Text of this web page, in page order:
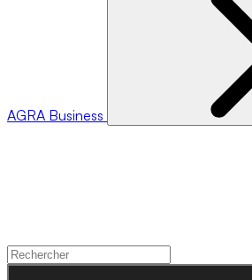
AGRA Business